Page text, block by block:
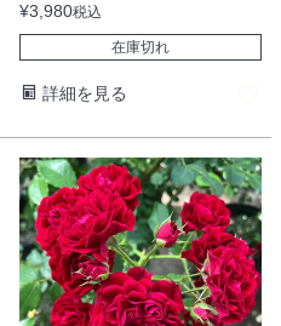
¥3,980税込
在庫切れ
詳細を見る